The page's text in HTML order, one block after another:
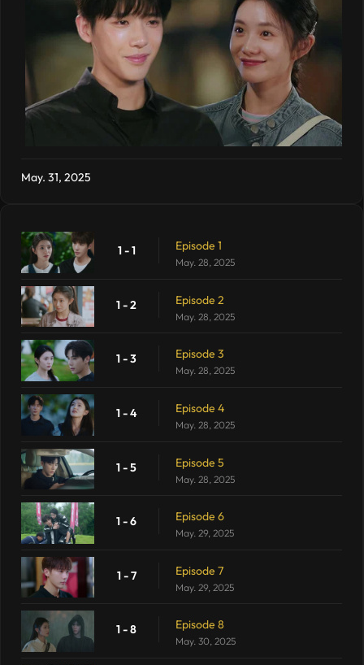
May. 31, 2025
1 - 1 Episode 1
May. 28, 2025
1 - 2 Episode 2
May. 28, 2025
1 - 3 Episode 3
May. 28, 2025
1 - 4 Episode 4
May. 28, 2025
1 - 5 Episode 5
May. 28, 2025
1 - 6 Episode 6
May. 29, 2025
1 - 7 Episode 7
May. 29, 2025
1 - 8 Episode 8
May. 30, 2025